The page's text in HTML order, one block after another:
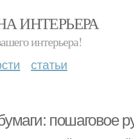
ИНТЕРЬЕРА
интерьера!
статьи
пошаговое